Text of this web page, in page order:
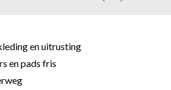
en uitrusting
en pads fris